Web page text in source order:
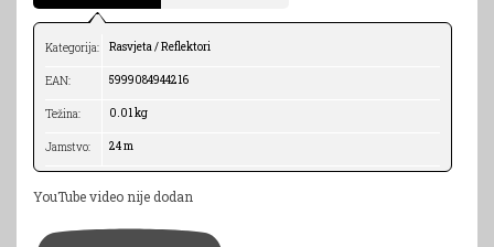
Kategorija: Rasvjeta / Reflektori
EAN: 5999084944216
Težina: 0.01 kg
Jamstvo: 24 m
YouTube video nije dodan